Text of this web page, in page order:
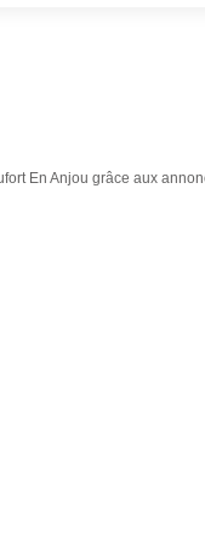
En Anjou grâce aux